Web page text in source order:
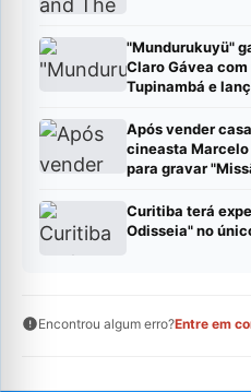
"Mundurukuyü"
Claro Gávea
Tupinambá e
Após vender
cineasta
para gravar
Curitiba terá
Odisseia" no
Encontrou algum erro?Entre em